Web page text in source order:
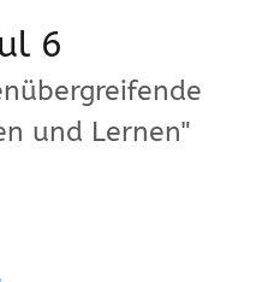
6
und Lernen"